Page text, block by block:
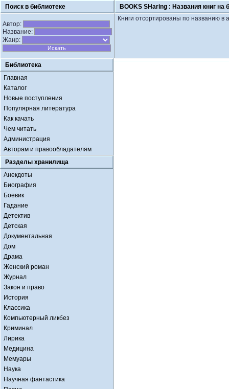
Поиск в библиотеке BOOKS SHaring : Названия книг на
Автор:
Название:
Жанр:
Книги отсортированы по названию в
Библиотека
Главная
Каталог
Новые поступления
Популярная литература
Как качать
Чем читать
Администрация
Авторам и правообладателям
Разделы хранилища
Анекдоты
Биография
Боевик
Гадание
Детектив
Детская
Документальная
Дом
Драма
Женский роман
Журнал
Закон и право
История
Классика
Компьютерный ликбез
Криминал
Лирика
Медицина
Мемуары
Наука
Научная фантастика